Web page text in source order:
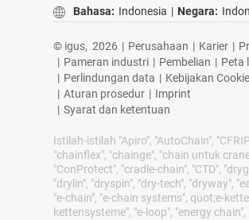
Bahasa: Indonesia | Negara:
© igus, 2026 | Perusahaan | Karier |
| Pameran industri | Pembelian | Peta
| Perlindungan data | Kebijakan Cookie
| Aturan prosedur | Imprint
| Syarat dan ketentuan
Istilah-istilah "Apiro", "AutoChain",
"chainflex", "chainge", "chain untuk
"ConProtect", "cradle-chain", "CTD",
"drylin", "dryspin", "dry-tech", "dryway",
"e-chain", "e-chain systems", quot;e-
kettensysteme", "e-loop", "energy chain",